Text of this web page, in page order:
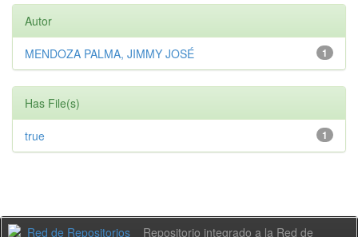
Autor
1
MENDOZA PALMA, JIMMY JOSÉ
Has File(s)
1
true
Repositorio integrado a la Red de